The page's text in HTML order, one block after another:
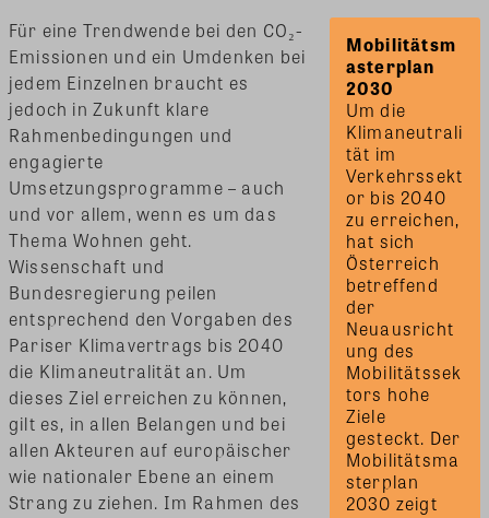
Mobilitätsm
asterplan
Um die
Klimaneutrali
tät im
Verkehrssekt
or bis 2040
zu erreichen,
hat sich
Österreich
betreffend
der
Neuausricht
ung des
Mobilitätssek
tors hohe
Ziele
gesteckt. Der
Mobilitätsma
sterplan
2030 zeigt
Für eine Trendwende bei den CO₂-
Emissionen und ein Umdenken bei
jedem Einzelnen braucht es
jedoch in Zukunft klare
Rahmenbedingungen und
engagierte
Umsetzungsprogramme – auch
und vor allem, wenn es um das
Thema Wohnen geht.
Wissenschaft und
Bundesregierung peilen
entsprechend den Vorgaben des
Pariser Klimavertrags bis 2040
die Klimaneutralität an. Um
dieses Ziel erreichen zu können,
gilt es, in allen Belangen und bei
allen Akteuren auf europäischer
wie nationaler Ebene an einem
Strang zu ziehen. Im Rahmen des